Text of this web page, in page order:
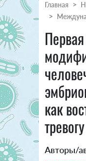
Главная
как
тревогу
Авторы/